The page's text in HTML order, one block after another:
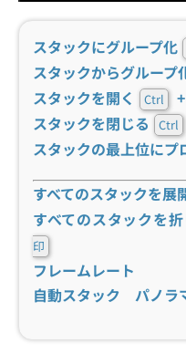
スタックにグループ化
スタックからグループ
スタックを開く Ctrl +
スタックを閉じる Ctrl
スタックの最上位にプ
すべてのスタックを展
すべてのスタックを
印
フレームレート
自動スタック パノラ